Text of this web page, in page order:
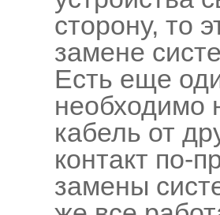
сторону, то
замене
Есть еще
необходимо
кабель от
контакт по-
замены